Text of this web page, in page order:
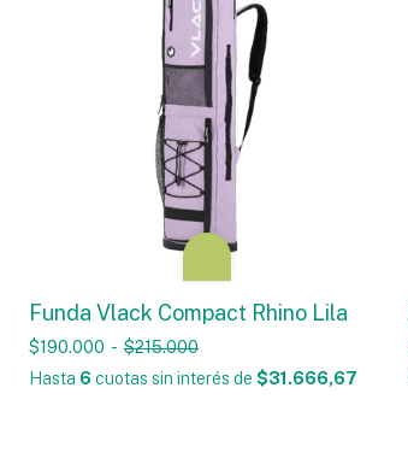
Funda Vlack Compact Rhino Lila
$190.000 - $215.000
Hasta 6 cuotas sin interés de $31.666,67